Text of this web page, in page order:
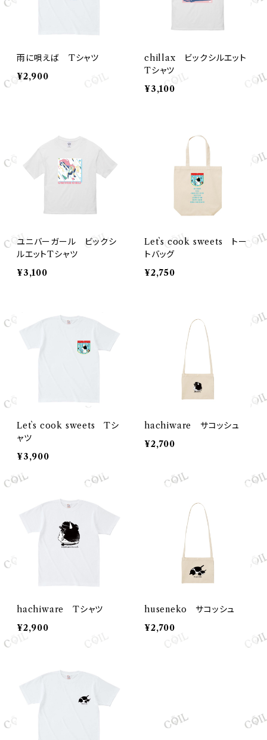
雨に唄えば Tシャツ
¥2,900
chillax ビックシルエット
Tシャツ
¥3,100
ユニバーガール ビックシ
ルエットTシャツ
¥3,100
Let`s cook sweets トー
トバッグ
¥2,750
Let`s cook sweets Tシ
ャツ
¥3,900
hachiware サコッシュ
¥2,700
hachiware Tシャツ
¥2,900
huseneko サコッシュ
¥2,700